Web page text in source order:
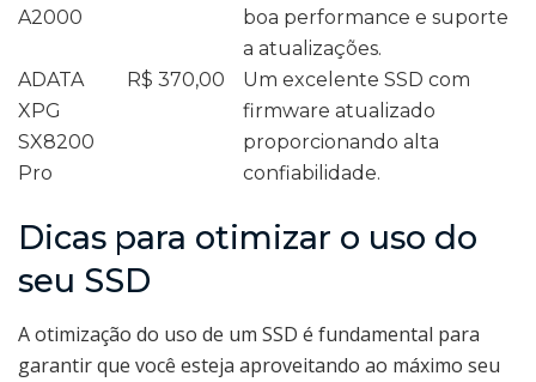
A2000
boa performance e suporte
a atualizações.
ADATA
XPG
SX8200
Pro
R$ 370,00
Um excelente SSD com
firmware atualizado
proporcionando alta
confiabilidade.
Dicas para otimizar o uso do
seu SSD
A otimização do uso de um SSD é fundamental para
garantir que você esteja aproveitando ao máximo seu